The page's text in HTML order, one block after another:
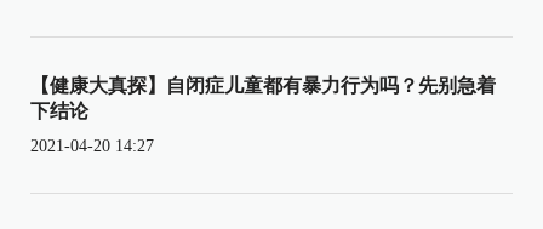
【健康大真探】自闭症儿童都有暴力行为吗？先别急着
下结论
2021-04-20 14:27